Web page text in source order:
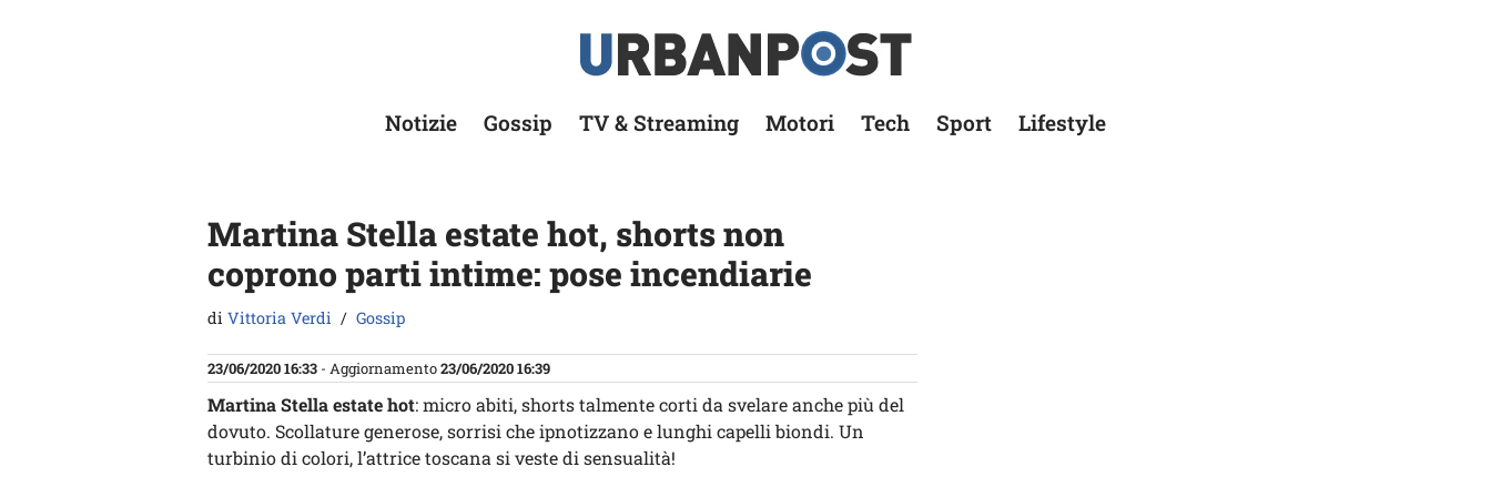
Notizie Gossip TV & Streaming Motori Tech Sport Lifestyle
Martina Stella estate hot, shorts non
coprono parti intime: pose incendiarie
di Vittoria Verdi Gossip
23/06/2020 16:33 - Aggiornamento23/06/2020 16:39
Martina Stella estate hot: micro abiti, shorts talmente corti da svelare anche più del
dovuto. Scollature generose, sorrisi che ipnotizzano e lunghi capelli biondi. Un
turbinio di colori, l’attrice toscana si veste di sensualità!